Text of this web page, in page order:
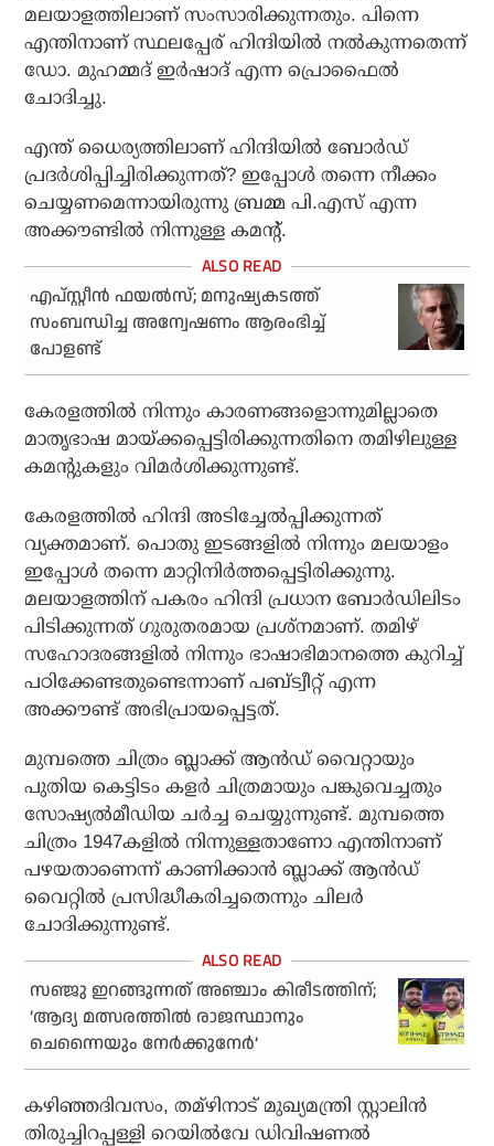
മലയാളത്തിലാണ് സംസാരിക്കുന്നതും. പിന്നെ
എന്തിനാണ് സ്ഥലപ്പേര് ഹിന്ദിയില്‍ നല്‍കുന്നതെന്ന്
ഡോ. മുഹമ്മദ് ഇര്‍ഷാദ് എന്ന പ്രൊഫൈല്‍
ചോദിച്ചു.
എന്ത് ധൈര്യത്തിലാണ് ഹിന്ദിയില്‍ ബോര്‍ഡ്
പ്രദര്‍ശിപ്പിച്ചിരിക്കുന്നത്? ഇപ്പോള്‍ തന്നെ നീക്കം
ചെയ്യണമെന്നായിരുന്നു ബ്രമ്മ പി.എസ് എന്ന
അക്കൗണ്ടില്‍ നിന്നുള്ള കമന്റ്.
എപ്‌സ്റ്റീന്‍ ഫയല്‍സ്; മനുഷ്യകടത്ത്
സംബന്ധിച്ച അന്വേഷണം ആരംഭിച്ച്
പോളണ്ട്
കേരളത്തില്‍ നിന്നും കാരണങ്ങളൊന്നുമില്ലാതെ
മാതൃഭാഷ മായ്ക്കപ്പെട്ടിരിക്കുന്നതിനെ തമിഴിലുള്ള
കമന്റുകളും വിമര്‍ശിക്കുന്നുണ്ട്.
കേരളത്തില്‍ ഹിന്ദി അടിച്ചേല്‍പ്പിക്കുന്നത്
വ്യക്തമാണ്. പൊതു ഇടങ്ങളില്‍ നിന്നും മലയാളം
ഇപ്പോള്‍ തന്നെ മാറ്റിനിര്‍ത്തപ്പെട്ടിരിക്കുന്നു.
മലയാളത്തിന് പകരം ഹിന്ദി പ്രധാന ബോര്‍ഡിലിടം
പിടിക്കുന്നത് ഗുരുതരമായ പ്രശ്‌നമാണ്. തമിഴ്
സഹോദരങ്ങളില്‍ നിന്നും ഭാഷാഭിമാനത്തെ കുറിച്ച്
പഠിക്കേണ്ടതുണ്ടെന്നാണ് പബ്ട്വീറ്റ് എന്ന
അക്കൗണ്ട് അഭിപ്രായപ്പെട്ടത്.
മുമ്പത്തെ ചിത്രം ബ്ലാക്ക് ആന്‍ഡ് വൈറ്റായും
പുതിയ കെട്ടിടം കളര്‍ ചിത്രമായും പങ്കുവെച്ചതും
സോഷ്യല്‍മീഡിയ ചര്‍ച്ച ചെയ്യുന്നുണ്ട്. മുമ്പത്തെ
ചിത്രം 1947കളില്‍ നിന്നുള്ളതാണോ എന്തിനാണ്
പഴയതാണെന്ന് കാണിക്കാന്‍ ബ്ലാക്ക് ആന്‍ഡ്
വൈറ്റില്‍ പ്രസിദ്ധീകരിച്ചതെന്നും ചിലര്‍
ചോദിക്കുന്നുണ്ട്.
സഞ്ജു ഇറങ്ങുന്നത് അഞ്ചാം കിരീടത്തിന്;
‘ആദ്യ മത്സരത്തില്‍ രാജസ്ഥാനും
ചെന്നൈയും നേര്‍ക്കുനേര്‍’
കഴിഞ്ഞദിവസം, തമ്‌ഴിനാട് മുഖ്യമന്ത്രി സ്റ്റാലിന്‍
തിരുച്ചിറപ്പള്ളി റെയില്‍വേ ഡിവിഷണല്‍